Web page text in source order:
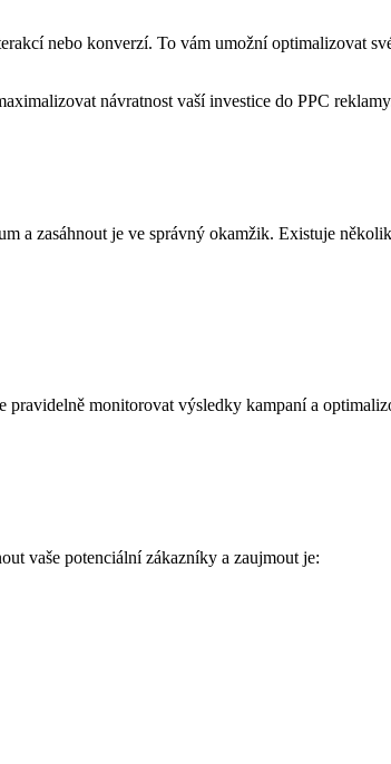
nebo konverzí. To vám umožní optimalizovat
návratnost vaší investice do PPC
a zasáhnout je ve správný okamžik. Existuje
monitorovat výsledky kampaní a
vaše potenciální zákazníky a zaujmout je: